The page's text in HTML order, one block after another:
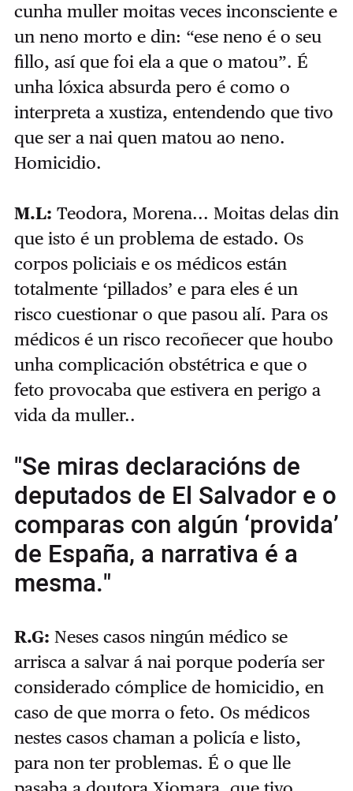
cunha muller moitas veces inconsciente e
un neno morto e din: “ese neno é o seu
fillo, así que foi ela a que o matou”. É
unha lóxica absurda pero é como o
interpreta a xustiza, entendendo que tivo
que ser a nai quen matou ao neno.
Homicidio.
M.L: Teodora, Morena... Moitas delas din
que isto é un problema de estado. Os
corpos policiais e os médicos están
totalmente ‘pillados’ e para eles é un
risco cuestionar o que pasou alí. Para os
médicos é un risco recoñecer que houbo
unha complicación obstétrica e que o
feto provocaba que estivera en perigo a
vida da muller..
"Se miras declaracións de
deputados de El Salvador e o
comparas con algún ‘provida’
de España, a narrativa é a
mesma."
R.G: Neses casos ningún médico se
arrisca a salvar á nai porque podería ser
considerado cómplice de homicidio, en
caso de que morra o feto. Os médicos
nestes casos chaman a policía e listo,
para non ter problemas. É o que lle